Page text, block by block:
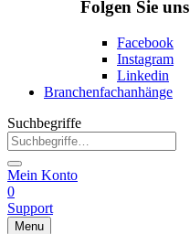
Folgen Sie uns
Facebook
Instagram
Linkedin
Branchenfachanhänge
Suchbegriffe
Mein Konto
0
Support
Menu